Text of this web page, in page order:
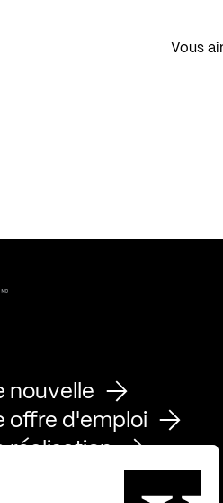
Vous
nouvelle
offre d'emploi
réalisation